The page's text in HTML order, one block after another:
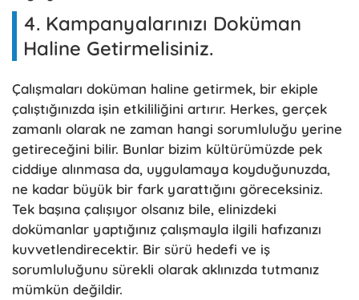
4. Kampanyalarınızı Doküman
Haline Getirmelisiniz.
Çalışmaları doküman haline getirmek, bir ekiple
çalıştığınızda işin etkililiğini artırır. Herkes, gerçek
zamanlı olarak ne zaman hangi sorumluluğu yerine
getireceğini bilir. Bunlar bizim kültürümüzde pek
ciddiye alınmasa da, uygulamaya koyduğunuzda,
ne kadar büyük bir fark yarattığını göreceksiniz.
Tek başına çalışıyor olsanız bile, elinizdeki
dokümanlar yaptığınız çalışmayla ilgili hafızanızı
kuvvetlendirecektir. Bir sürü hedefi ve iş
sorumluluğunu sürekli olarak aklınızda tutmanız
mümkün değildir.